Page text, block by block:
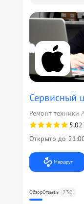
Сервисный
Ремонт техники
5,0
Открыто до
Маршрут
ОбзорОтзывы 230